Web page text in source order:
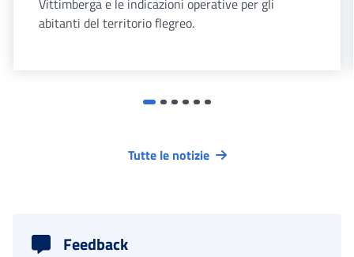
Vittimberga e le indicazioni operative per gli
abitanti del territorio flegreo.
Tutte le notizie
Feedback